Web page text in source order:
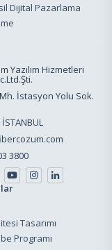
Dijital Pazarlama
Yazılım Hizmetleri
İstasyon Yolu Sok.
3800
Tasarımı
Programı